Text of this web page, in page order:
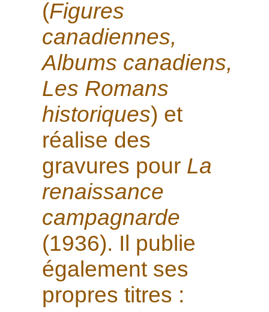
(Figures
canadiennes,
Albums canadiens,
Les Romans
historiques) et
réalise des
gravures pour La
renaissance
campagnarde
(1936). Il publie
également ses
propres titres :